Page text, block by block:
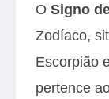
O Signo
Zodíaco,
Escorpião
pertence